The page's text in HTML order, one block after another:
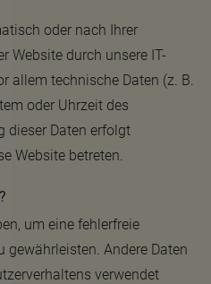
oder nach Ihrer
Website durch unsere IT-
allem technische Daten (z. B.
oder Uhrzeit des
dieser Daten erfolgt
Website betreten.
um eine fehlerfreie
gewährleisten. Andere Daten
verwendet